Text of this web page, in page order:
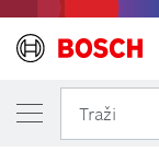
Traži